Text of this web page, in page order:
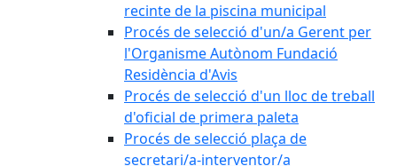
recinte de la piscina municipal
Procés de selecció d'un/a Gerent per
l'Organisme Autònom Fundació
Residència d'Avis
Procés de selecció d'un lloc de treball
d'oficial de primera paleta
Procés de selecció plaça de
secretari/a-interventor/a